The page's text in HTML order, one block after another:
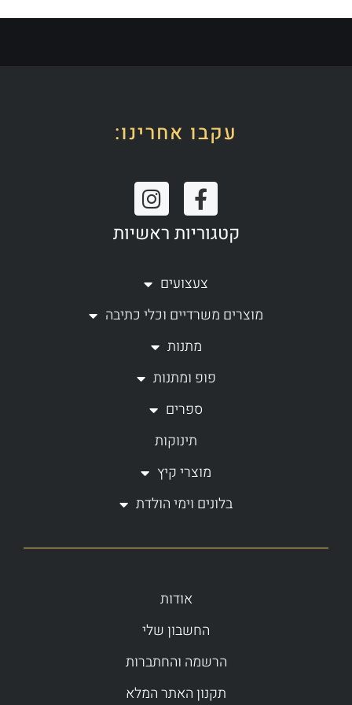
עקבו אחרינו:
F
a
c
b
o
o
k
f
I
n
s
a
r
a
קטגוריות ראשיות
צעצועים
מוצרים משרדיים וכלי כתיבה
מתנות
פופ ומתנות
ספרים
תינוקות
מוצרי קיץ
בלונים וימי הולדת
אודות
החשבון שלי
הרשמה והחתברות
תקנון האתר המלא